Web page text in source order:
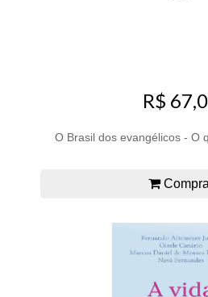
R$
O Brasil dos evangélicos - O